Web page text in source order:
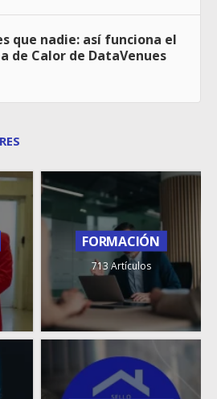
que nadie: así funciona el
de Calor de DataVenues
FORMACIÓN
713 Artículos